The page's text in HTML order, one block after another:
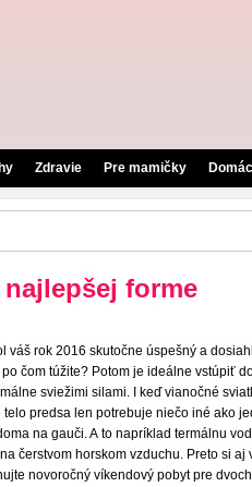
Zdravie Pre mamičky
forme
váš rok 2016 skutočne úspešný a
čom túžite? Potom je ideálne vstúpiť
sviežimi silami. I keď vianočné
telo predsa len potrebuje niečo iné ako
na gauči. A to napríklad termálnu
čerstvom horskom vzduchu. Preto si aj
novoročný víkendový pobyt pre